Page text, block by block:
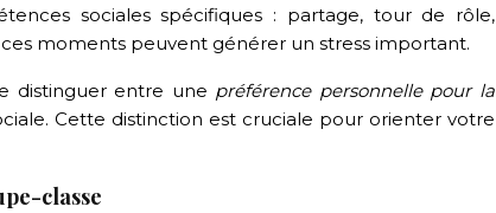
sociales spécifiques : partage, tour de rôle,
moments peuvent générer un stress important.
distinguer entre une préférence personnelle pour la
Cette distinction est cruciale pour orienter votre
classe